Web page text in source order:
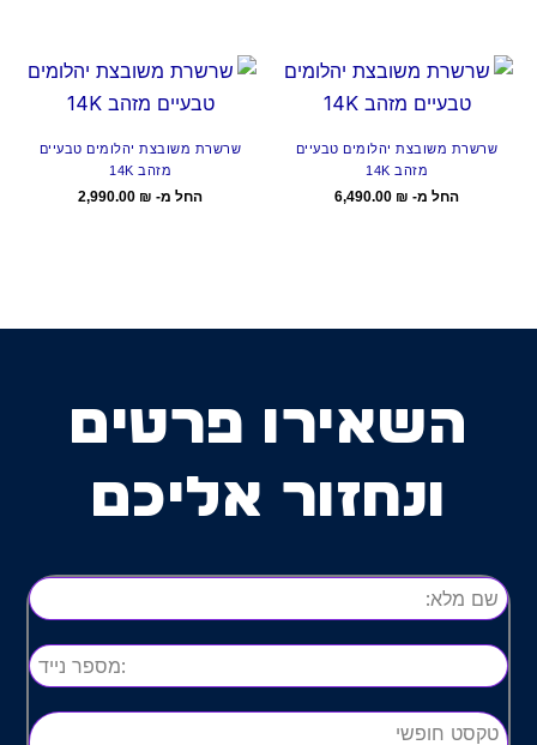
שרשרת משובצת יהלומים טבעיים
מזהב 14K
החל מ- 6,490.00 ₪
שרשרת משובצת יהלומים טבעיים
מזהב 14K
החל מ- 2,990.00 ₪
השאירו פרטים
ונחזור אליכם